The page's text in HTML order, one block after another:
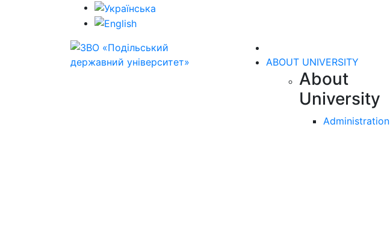
ABOUT UNIVERSITY
About
University
Administration